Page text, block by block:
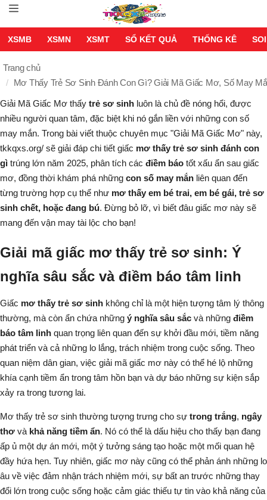
XSMB XSMN XSMT SỔ KẾT QUẢ THỐNG KÊ
Trang chủ
Mơ Thấy Trẻ Sơ Sinh Đánh Con Gì? Giải Mã Giấc Mơ, Số May
Giải Mã Giấc Mơ thấy trẻ sơ sinh luôn là chủ đề nóng hổi, được
nhiều người quan tâm, đặc biệt khi nó gắn liền với những con số
may mắn. Trong bài viết thuộc chuyên mục "Giải Mã Giấc Mơ" này,
tkkqxs.org/ sẽ giải đáp chi tiết giấc mơ thấy trẻ sơ sinh đánh con
gì trúng lớn năm 2025, phân tích các điềm báo tốt xấu ẩn sau giấc
mơ, đồng thời khám phá những con số may mắn liên quan đến
từng trường hợp cụ thể như mơ thấy em bé trai, em bé gái, trẻ sơ
sinh chết, hoặc đang bú. Đừng bỏ lỡ, vì biết đâu giấc mơ này sẽ
mang đến vận may tài lộc cho bạn!
Giải mã giấc mơ thấy trẻ sơ sinh: Ý
nghĩa sâu sắc và điềm báo tâm linh
Giấc mơ thấy trẻ sơ sinh không chỉ là một hiện tượng tâm lý thông
thường, mà còn ẩn chứa những ý nghĩa sâu sắc và những điềm
báo tâm linh quan trọng liên quan đến sự khởi đầu mới, tiềm năng
phát triển và cả những lo lắng, trách nhiệm trong cuộc sống. Theo
quan niệm dân gian, việc giải mã giấc mơ này có thể hé lộ những
khía cạnh tiềm ẩn trong tâm hồn bạn và dự báo những sự kiện sắp
xảy ra trong tương lai.
Mơ thấy trẻ sơ sinh thường tượng trưng cho sự trong trắng, ngây
thơ và khả năng tiềm ẩn. Nó có thể là dấu hiệu cho thấy bạn đang
ấp ủ một dự án mới, một ý tưởng sáng tạo hoặc một mối quan hệ
đầy hứa hẹn. Tuy nhiên, giấc mơ này cũng có thể phản ánh những lo
âu về việc đảm nhận trách nhiệm mới, sự bất an trước những thay
đổi lớn trong cuộc sống hoặc cảm giác thiếu tự tin vào khả năng của